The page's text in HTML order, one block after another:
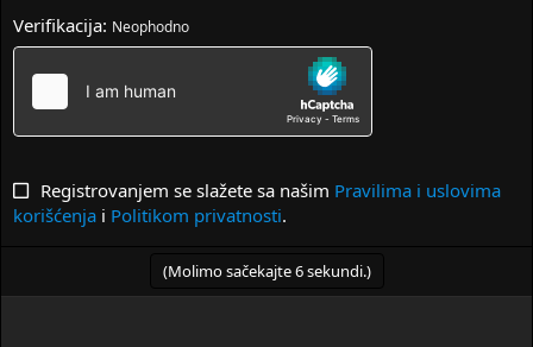
Verifikacija Neophodno
Registrovanjem se slažete sa našim Pravilima i uslovima
korišćenja i Politikom privatnosti.
(Molimo sačekajte6sekundi.)